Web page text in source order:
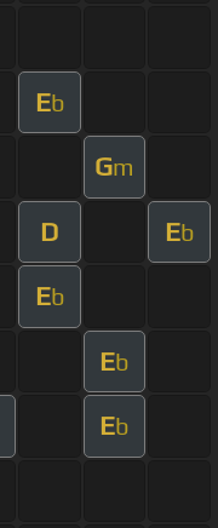
Eb
Gm
D Eb
Eb
Eb
Eb